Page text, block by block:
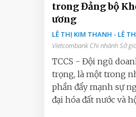
trong Đảng bộ
ương
LÊ THỊ KIM THANH - LÊ
Vietcombank Chi nhánh Sở
TCCS - Đội ngũ
trọng, là một trong
phần đẩy mạnh sự
đại hóa đất nước và